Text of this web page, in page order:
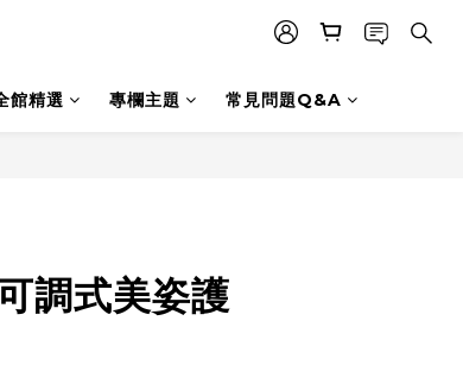
館精選 專欄主題 常見問題Q&A
調式美姿護